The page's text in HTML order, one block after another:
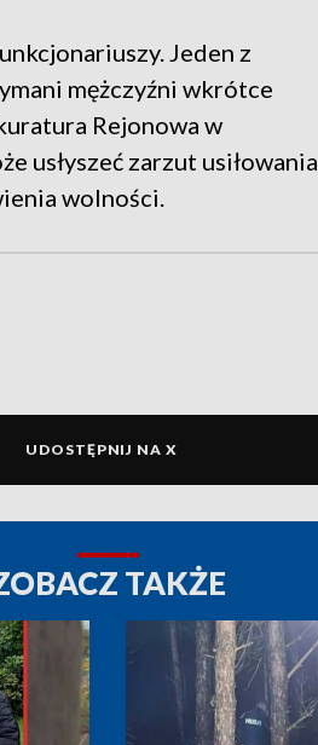
Jeden z
mężczyźni wkrótce
Rejonowa w
usłyszeć zarzut usiłowania
wolności.
UDOSTĘPNIJ NA X
TAKŻE